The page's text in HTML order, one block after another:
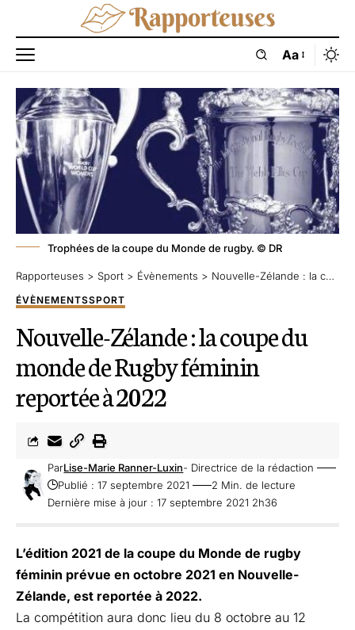
Aa
Trophées de la coupe du Monde de rugby. © DR
Rapporteuses > Sport > Évènements > Nouvelle-Zélande : la coupe du monde de Rugby féminin reportée à 2022
ÉVÈNEMENTSSPORT
Nouvelle-Zélande : la coupe du
monde de Rugby féminin
reportée à 2022
Dernière mise à jour : 17 septembre 2021 2h36
ParLise-Marie Ranner-Luxin- Directrice de la rédaction
Publié : 17 septembre 2021
2 Min. de lecture
L’édition 2021 de la coupe du Monde de rugby
féminin prévue en octobre 2021 en Nouvelle-
Zélande, est reportée à 2022.
La compétition aura donc lieu du 8 octobre au 12